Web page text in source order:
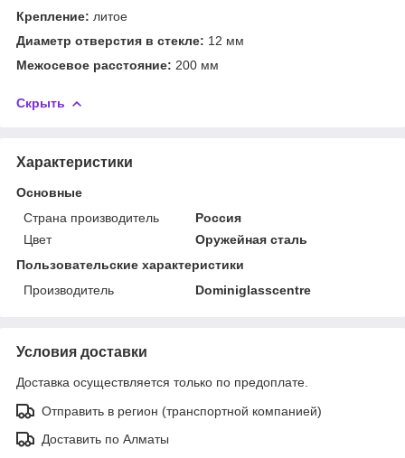
Крепление: литое
Диаметр отверстия в стекле: 12 мм
Межосевое расстояние: 200 мм
Скрыть
Характеристики
Основные
Страна производитель
Россия
Цвет
Оружейная сталь
Пользовательские характеристики
Производитель
Dominiglasscentre
Условия доставки
Доставка осуществляется только по предоплате.
Отправить в регион (транспортной компанией)
Доставить по Алматы